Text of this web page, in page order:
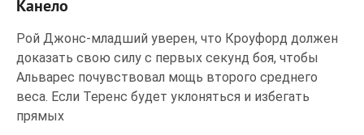
Канело
Рой Джонс-младший уверен, что Кроуфорд должен
доказать свою силу с первых секунд боя, чтобы
Альварес почувствовал мощь второго среднего
веса. Если Теренс будет уклоняться и избегать
прямых